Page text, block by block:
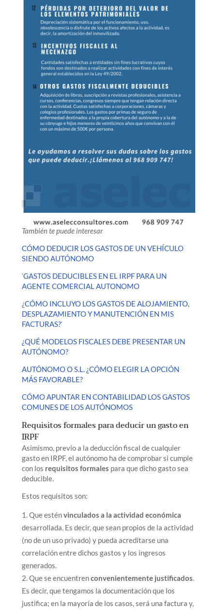
También te puede interesar
CÓMO DEDUCIR LOS GASTOS DE UN VEHÍCULO
SIENDO AUTÓNOMO
‘GASTOS DEDUCIBLES EN EL IRPF PARA UN
AGENTE COMERCIAL AUTONOMO
¿CÓMO INCLUYO LOS GASTOS DE ALOJAMIENTO,
DESPLAZAMIENTO Y MANUTENCIÓN EN MIS
FACTURAS?‘
¿QUÉ MODELOS FISCALES DEBE PRESENTAR UN
AUTÓNOMO?
AUTÓNOMO O S.L. ¿CÓMO ELEGIR LA OPCIÓN
MÁS FAVORABLE?
CÓMO APUNTAR EN CONTABILIDAD LOS GASTOS
COMUNES DE LOS AUTÓNOMOS
Requisitos formales para deducir un gasto en
IRPF
Asimismo, previo a la deducción fiscal de cualquier
gasto en IRPF, el autónomo ha de comprobar si cumple
con los requisitos formales para que dicho gasto sea
deducible.
Estos requisitos son:
Que esténvinculados a la actividad económica
desarrollada. Es decir, que sean propios de la actividad
(no de un uso privado) y pueda acreditarse una
correlación entre dichos gastos y los ingresos
generados.
Que se encuentrenconvenientemente justificados.
Es decir, que tengamos la documentación que los
justifica; en la mayoría de los casos, será una factura y,